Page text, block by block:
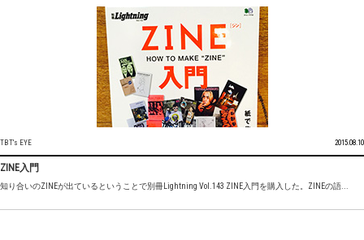
TBT's EYE 2015.08.10
ZINE入門
知り合いのZINEが出ているということで別冊Lightning Vol.143 ZINE入門を購入した。ZINEの語...